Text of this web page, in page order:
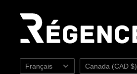
Langue
Français Pays/région
Canada (CAD $)